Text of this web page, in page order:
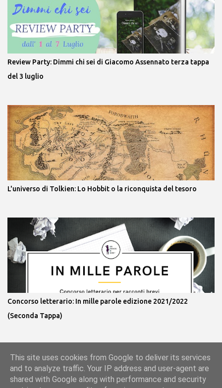
Review Party: Dimmi chi sei di Giacomo Assennato terza tappa
del 3 luglio
L'universo di Tolkien: Lo Hobbit o la riconquista del tesoro
Concorso letterario: In mille parole edizione 2021/2022
(Seconda Tappa)
Powered by Blogger
This site uses cookies from Google to deliver its services
and to analyze traffic. Your IP address and user-agent are
shared with Google along with performance and security